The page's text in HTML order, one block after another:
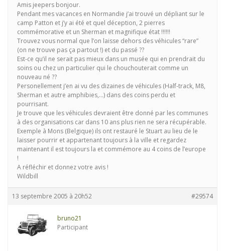
Amis jeepers bonjour.
Pendant mes vacances en Normandie j’ai trouvé un dépliant sur le
camp Patton et j’y ai été et quel déception, 2 pierres
commémorative et un Sherman et magnifique état !!!!!!
Trouvez vous normal que l’on laisse dehors des véhicules “rare”
(on ne trouve pas ça partout !) et du passé ??
Est-ce qu’il ne serait pas mieux dans un musée qui en prendrait du
soins ou chez un particulier qui le chouchouterait comme un
nouveau né ??
Personellement j’en ai vu des dizaines de véhicules (Half-track, M8,
Sherman et autre amphibies,…) dans des coins perdu et
pourrisant.
Je trouve que les véhicules devraient être donné par les communes
à des organisations car dans 10 ans plus rien ne sera récupérable.
Exemple à Mons (Belgique) ils ont restauré le Stuart au lieu de le
laisser pourrir et appartenant toujours à la ville et regardez
maintenant il est toujours la et commémore au 4 coins de l’europe
!
A réfléchir et donnez votre avis !
Wildbill
13 septembre 2005 à 20h52 #29574
bruno21
Participant